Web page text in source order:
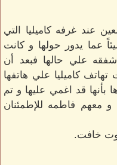
عند غرفه كاميليا التي
عما يدور حولها و كانت
علي حالها فبعد أن
كاميليا علي هاتفها
بأنها قد اغمي عليها و تم
و معهم فاطمه للإطمئنان
خافت.